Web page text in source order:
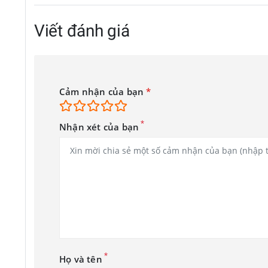
chuẩn kháng bụi và nước IP54, giúp máy có khả năng
Về thiết kế, Samsung Galaxy A07 tiếp tục hướng tới phong
nắm thoải mái.
Viết đánh giá
Cảm nhận của bạn*
Nhận xét của bạn *
Họ và tên *